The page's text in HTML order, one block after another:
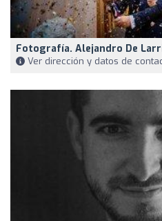
Fotografía. Alejandro De
Ver dirección y datos de